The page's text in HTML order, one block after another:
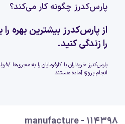
پارس‌کدرز چگونه کار می‌کند؟
از پارس‌کدرز بیشترین بهره
را زندگی کنید.
پارس‌کدرز خریداران یا کارفرمایان را به مجری‌ها
انجام پروژه آماده هستند.
manufacture - 114398